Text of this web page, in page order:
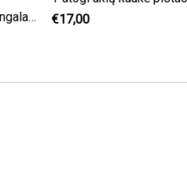
Bordo spalvos linas Akių apdangalas kelionėms, Reguliuojama miegojimo akių kaukė, linas iš abiejų pusių
€17,00